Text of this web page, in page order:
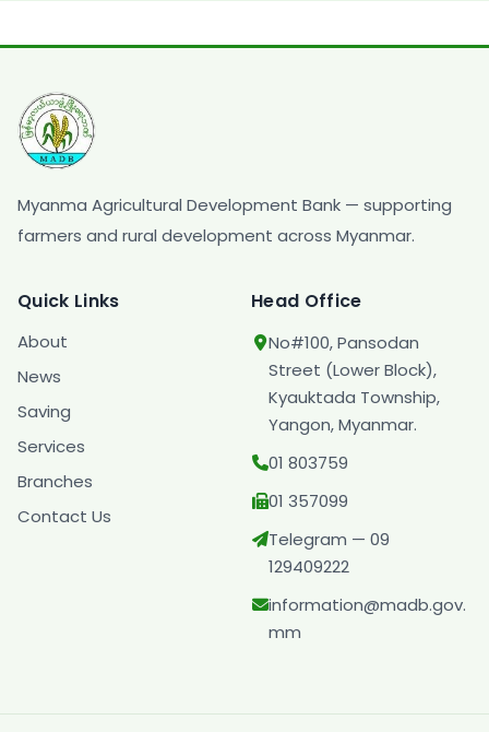
Myanma Agricultural Development Bank — supporting
farmers and rural development across Myanmar.
Quick Links
About
News
Saving
Services
Branches
Contact Us
Head Office
No#100, Pansodan
Street (Lower Block),
Kyauktada Township,
Yangon, Myanmar.
01 803759
01 357099
Telegram — 09
129409222
information@madb.gov.
mm